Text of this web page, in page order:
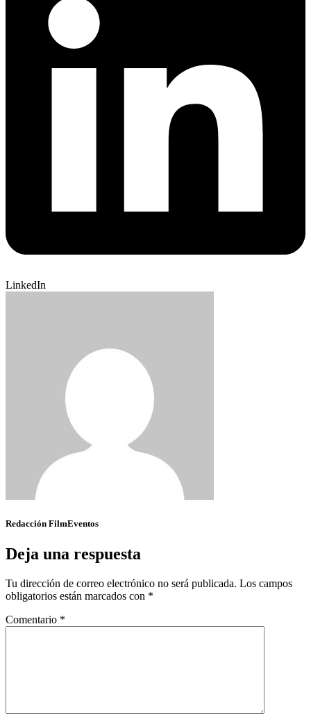
LinkedIn
Redacción FilmEventos
Deja una respuesta
Tu dirección de correo electrónico no será publicada. Los campos
obligatorios están marcados con *
Comentario *